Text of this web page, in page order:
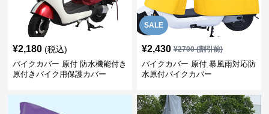
¥2,180 (税込)
バイクカバー 原付 防水機能付き
原付きバイク用保護カバー
SALE
¥2,430 ¥2700(割引前)
バイクカバー 原付 暴風雨対応防
水原付バイクカバー